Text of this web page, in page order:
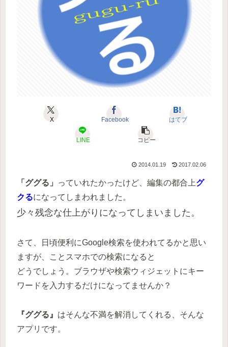
X Facebook はてブ
LINE コピー
2014.01.19 2017.02.06
「ググる」 っていれたかったけど、編集の都合上グ
クるになってしまわれました。
少々残念な仕上がりになってしまいました。
さて、日頃便利にGoogle検索を使われてるかと思い
ますが、ことスマホでの検索になると
どうでしょう。ブラウザや検索ウィジェットにキー
ワードを入力するだけになってませんか？
『ググる』 はそんな不満を解消してくれる、そんな
アプリです。